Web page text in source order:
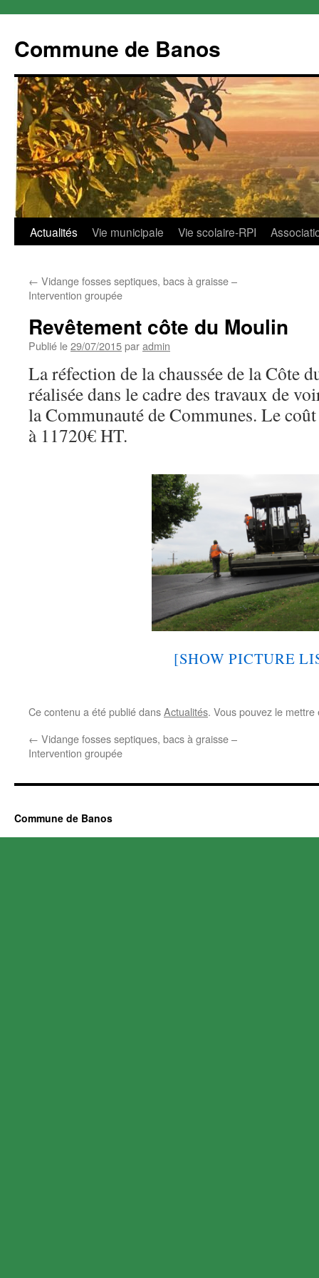
Commune de Banos
Aller
contenu
Actualités Vie municipale Vie scolaire-RPI
← Vidange fosses septiques, bacs à graisse –
Intervention groupée
Revêtement côte du Moulin
Publié le29/07/2015paradmin
La réfection de la chaussée de la Côte
réalisée dans le cadre des travaux de
la Communauté de Communes. Le coût
à 11720€ HT.
[SHOW PICTURE
Ce contenu a été publié dansActualités. Vous pouvez le
← Vidange fosses septiques, bacs à graisse –
Intervention groupée
Commune de Banos